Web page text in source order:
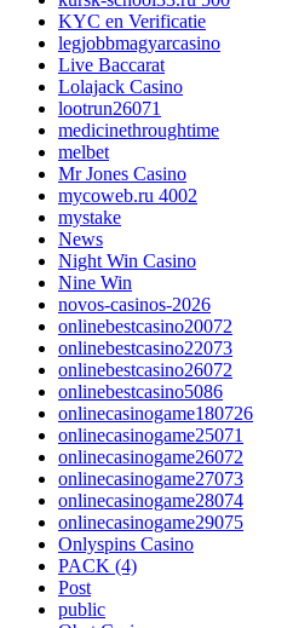
KYC en Verificatie
legjobbmagyarcasino
Live Baccarat
Lolajack Casino
lootrun26071
medicinethroughtime
melbet
Mr Jones Casino
mycoweb.ru 4002
mystake
News
Night Win Casino
Nine Win
novos-casinos-2026
onlinebestcasino20072
onlinebestcasino22073
onlinebestcasino26072
onlinebestcasino5086
onlinecasinogame180726
onlinecasinogame25071
onlinecasinogame26072
onlinecasinogame27073
onlinecasinogame28074
onlinecasinogame29075
Onlyspins Casino
PACK (4)
Post
public